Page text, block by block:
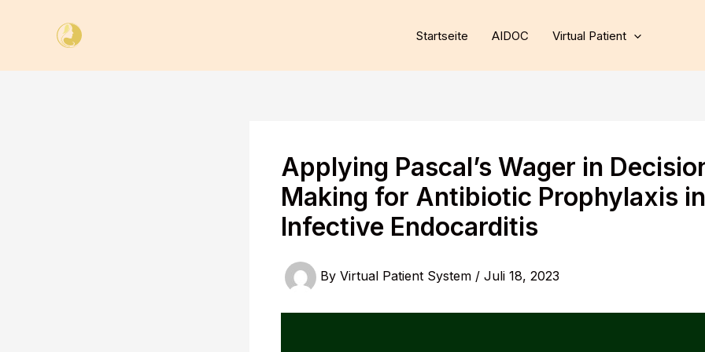
Startseite AIDOC Virtual Patient
Applying Pascal’s Wager in
Making for Antibiotic Prophylaxis in
Infective Endocarditis
By Virtual Patient System / Juli 18, 2023